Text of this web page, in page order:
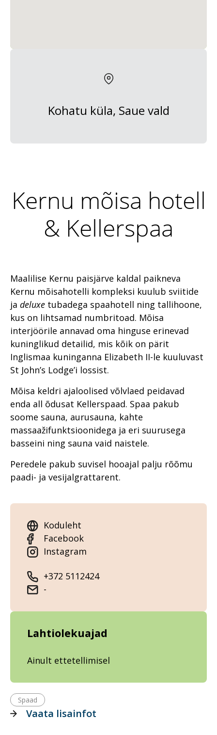
Kohatu küla, Saue vald
Kernu mõisa hotell
& Kellerspaa
Maalilise Kernu paisjärve kaldal paikneva
Kernu mõisahotelli kompleksi kuulub sviitide
ja deluxe tubadega spaahotell ning tallihoone,
kus on lihtsamad numbritoad. Mõisa
interjöörile annavad oma hinguse erinevad
kuninglikud detailid, mis kõik on pärit
Inglismaa kuninganna Elizabeth II-le kuuluvast
St John’s Lodge’i lossist.
Mõisa keldri ajaloolised võlvlaed peidavad
enda all õdusat Kellerspaad. Spaa pakub
soome sauna, aurusauna, kahte
massaažifunktsioonidega ja eri suurusega
basseini ning sauna vaid naistele.
Peredele pakub suvisel hooajal palju rõõmu
paadi- ja vesijalgrattarent.
Koduleht
Facebook
Instagram
+372 5112424
-
Lahtiolekuajad
Ainult ettetellimisel
Spaad
Vaata lisainfot